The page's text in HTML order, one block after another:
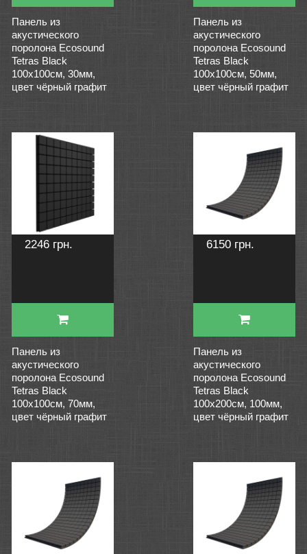
Панель из
акустического
поролона Ecosound
Tetras Black
100x100см, 30мм,
цвет чёрный графит
Панель из
акустического
поролона Ecosound
Tetras Black
100x100см, 50мм,
цвет чёрный графит
2246 грн.
Панель из
акустического
поролона Ecosound
Tetras Black
100x100см, 70мм,
цвет чёрный графит
6150 грн.
Панель из
акустического
поролона Ecosound
Tetras Black
100x200см, 100мм,
цвет чёрный графит